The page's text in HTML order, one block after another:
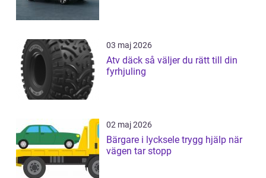
03 maj 2026
Atv däck så väljer du rätt till din
fyrhjuling
02 maj 2026
Bärgare i lycksele trygg hjälp när
vägen tar stopp